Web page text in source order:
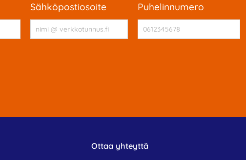
sähköpostiosoite puhelinnumero
Ottaa yhteyttä